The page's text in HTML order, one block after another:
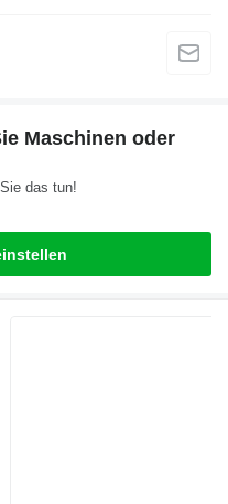
Maschinen oder
das tun!